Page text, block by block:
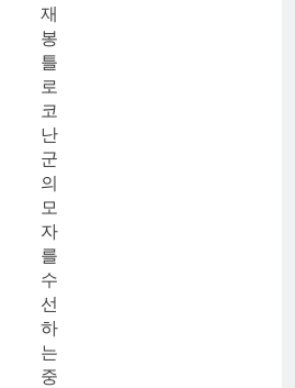
재
봉
틀
로
코
난
군
의
모
자
를
수
선
하
는
중